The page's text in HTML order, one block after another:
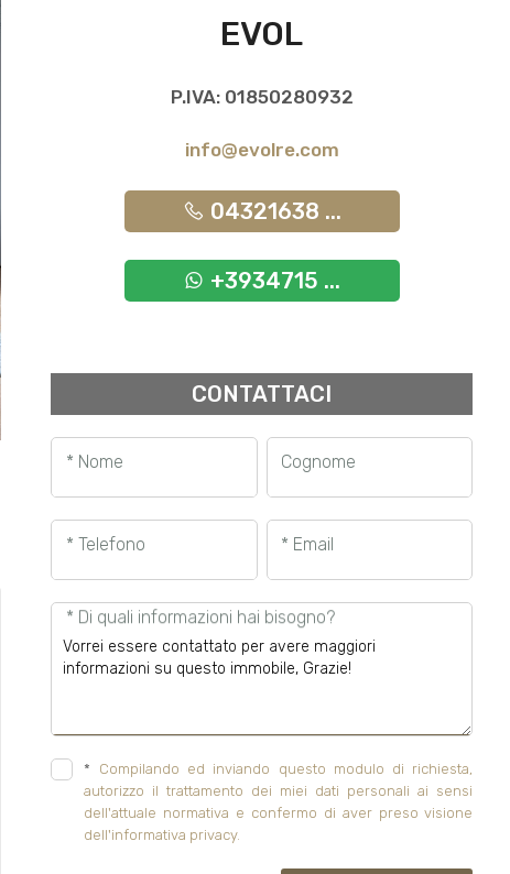
EVOL
P.IVA: 01850280932
info@evolre.com
04321638 ...
+3934715 ...
CONTATTACI
* Nome Cognome
* Telefono * Email
* Di quali informazioni hai bisogno?
* Compilando ed inviando questo modulo di richiesta,
autorizzo il trattamento dei miei dati personali ai sensi
dell'attuale normativa e confermo di aver preso visione
dell'informativa privacy.